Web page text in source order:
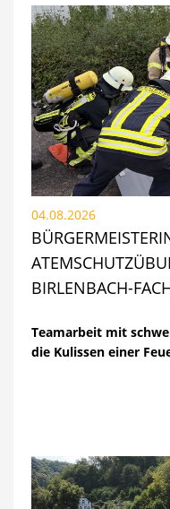
04.08.2026
BIRLENBACH-
Teamarbeit mit
die Kulissen einer